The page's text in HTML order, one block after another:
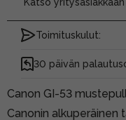
Toimituskulut:
30 päivän
Canon GI-53
Canonin alkuperäinen